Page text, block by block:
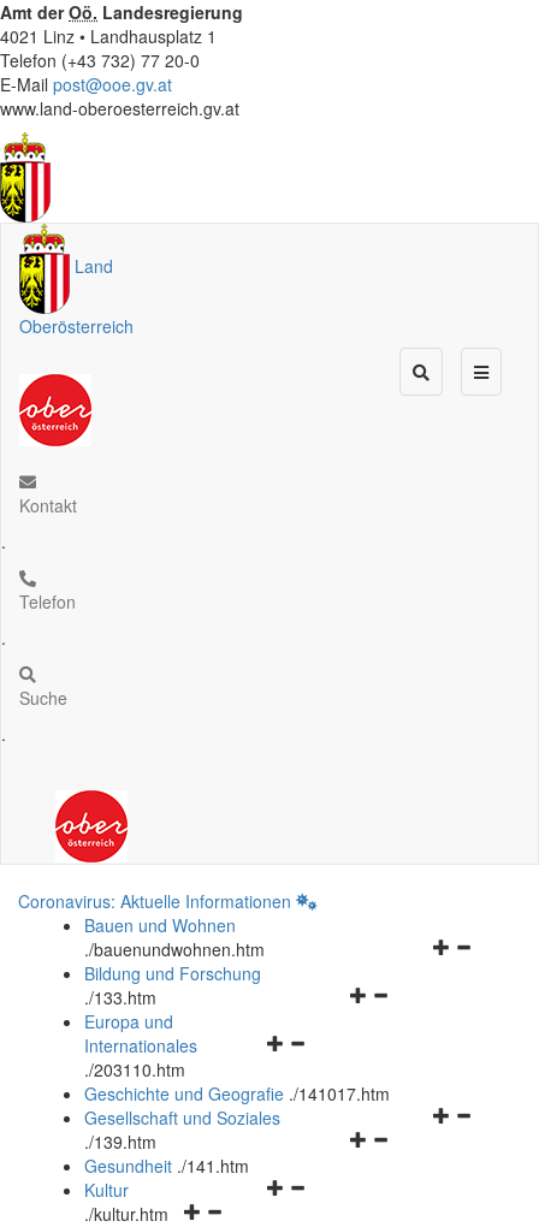
Amt derOö. Landesregierung
4021 Linz • Landhausplatz 1
Telefon (+43 732) 77 20-0
E-Mail post@ooe.gv.at
www.land-oberoesterreich.gv.at
Land
Oberösterreich
Kontakt
.
Telefon
.
Suche
.
Coronavirus: Aktuelle Informationen
Bauen und Wohnen
./bauenundwohnen.htm
Navigationsmenü
Bildung und Forschung
./133.htm
Navigationsmenü
und
schließen
Europa und
Internationales
./203110.htm
Geschichte und Geografie ./141017.htm
Navigationsmenü
Gesellschaft und Soziales
./139.htm
Navigationsmenü
Gesundheit ./141.htm
Navigationsmenü
Kultur
./kultur.htm